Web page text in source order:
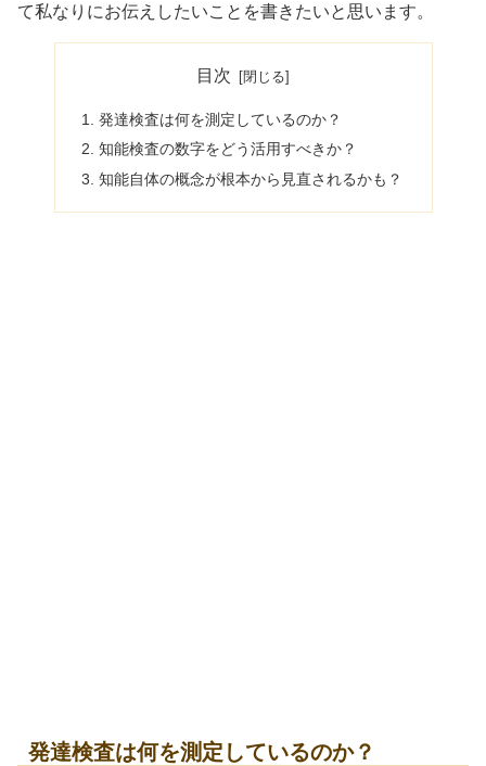
て私なりにお伝えしたいことを書きたいと思います。
目次
発達検査は何を測定しているのか？
知能検査の数字をどう活用すべきか？
知能自体の概念が根本から見直されるかも？
発達検査は何を測定しているのか？